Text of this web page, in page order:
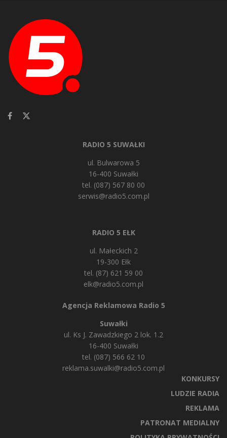
RADIO 5 SUWAŁKI
ul. Bulwarowa 5
16-400 Suwałki
tel. (087) 567 80 00
serwis@radio5.com.pl
RADIO 5 EŁK
ul. Małeckich 2
19-300 Ełk
tel. (87) 621 59 00
elk@radio5.com.pl
Agencja Reklamowa Radio 5
Suwałki
ul. Ks J. Zawadzkiego 2 lok. 1.2
16-400 Suwałki
tel. (087) 566 62 10
reklama.suwalki@radio5.com.pl
KONKURSY
LUDZIE RADIA
REKLAMA
PATRONAT MEDIALNY